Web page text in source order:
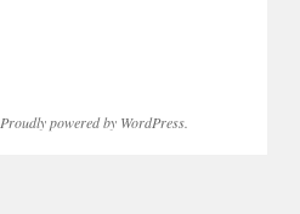
Proudly powered by WordPress.